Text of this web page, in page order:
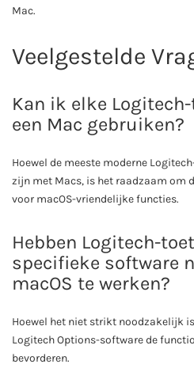
Mac.
Veelgestelde
Kan ik elke
een Mac gebruiken?
Hoewel de meeste moderne
zijn met Macs, is het raadzaam om
voor macOS-vriendelijke functies.
Hebben Logitech-
specifieke software
macOS te werken?
Hoewel het niet strikt noodzakelijk
Logitech Options-software de
bevorderen.